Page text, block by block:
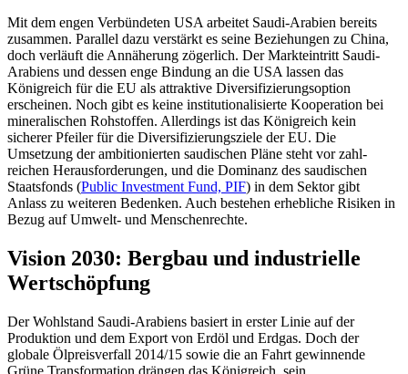
Mit dem engen Verbündeten USA arbeitet Saudi-Arabien bereits
zusammen. Paral­lel dazu verstärkt es seine Bezie­hungen zu China,
doch verläuft die Annäherung zöger­lich. Der Markteintritt Saudi-
Ara­biens und dessen enge Bin­dung an die USA lassen das
Königreich für die EU als attrak­tive Diversi­fizierungsoption
erscheinen. Noch gibt es keine institutionalisierte Ko­operation bei
mineralischen Roh­stoffen. Allerdings ist das Königreich kein
sicherer Pfeiler für die Diversifizierungs­ziele der EU. Die
Umsetzung der ambitionierten saudi­schen Pläne steht vor zahl­
reichen Herausforderungen, und die Domi­nanz des saudi­schen
Staats­fonds (Public Investment Fund, PIF) in dem Sektor gibt
Anlass zu weiteren Bedenken. Auch be­stehen erhebliche Risiken in
Bezug auf Umwelt- und Menschenrechte.
Vision 2030: Bergbau und industrielle
Wertschöpfung
Der Wohl­stand Saudi-Arabiens basiert in erster Linie auf der
Produktion und dem Export von Erdöl und Erdgas. Doch der
globale Ölpreisverfall 2014/15 sowie die an Fahrt gewinnende
Grüne Transforma­tion drängen das Königreich, sein